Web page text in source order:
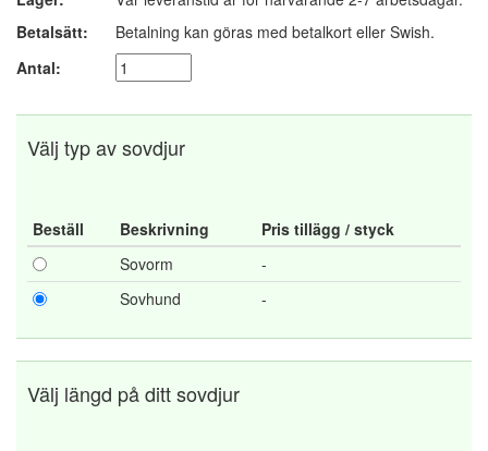
Betalsätt:
Betalning kan göras med betalkort eller Swish.
Antal:
Välj typ av sovdjur
Beställ Beskrivning
Pris tillägg / styck
Sovorm
-
Sovhund
-
Välj längd på ditt sovdjur